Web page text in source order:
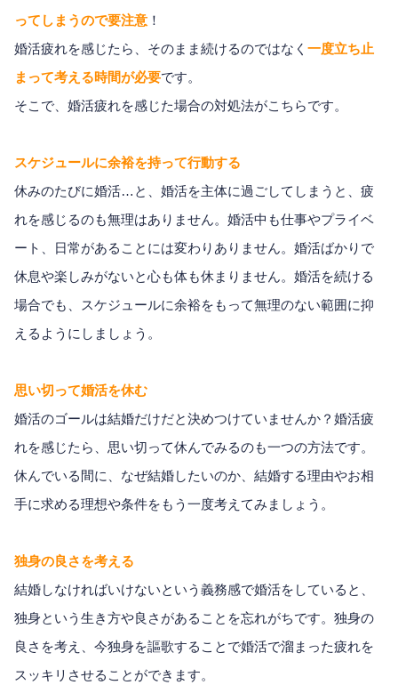
ってしまうので要注意 ！
婚活疲れを感じたら、そのまま続けるのではなく 一度立ち止
まって考える時間が必要です。
そこで、婚活疲れを感じた場合の対処法がこちらです。
スケジュールに余裕を持って行動する
休みのたびに婚活…と、婚活を主体に過ごしてしまうと、疲
れを感じるのも無理はありません。婚活中も仕事やプライベ
ート、日常があることには変わりありません。婚活ばかりで
休息や楽しみがないと心も体も休まりません。婚活を続ける
場合でも、スケジュールに余裕をもって無理のない範囲に抑
えるようにしましょう。
思い切って婚活を休む
婚活のゴールは結婚だけだと決めつけていませんか？婚活疲
れを感じたら、思い切って休んでみるのも一つの方法です。
休んでいる間に、なぜ結婚したいのか、結婚する理由やお相
手に求める理想や条件をもう一度考えてみましょう。
独身の良さを考える
結婚しなければいけないという義務感で婚活をしていると、
独身という生き方や良さがあることを忘れがちです。独身の
良さを考え、今独身を謳歌することで婚活で溜まった疲れを
スッキリさせることができます。